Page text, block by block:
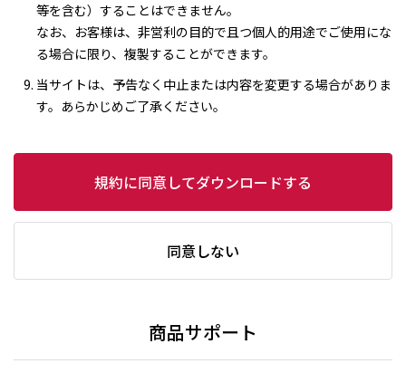
等を含む）することはできません。
なお、お客様は、非営利の目的で且つ個人的用途でご使用にな
る場合に限り、複製することができます。
当サイトは、予告なく中止または内容を変更する場合がありま
す。あらかじめご了承ください。
規約に同意してダウンロードする
同意しない
商品サポート